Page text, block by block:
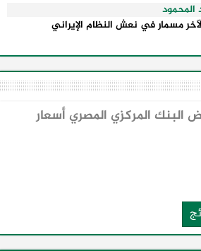
المحمود
لآخر مسمار في نعش النظام الإيراني
المركزي المصري أسعار